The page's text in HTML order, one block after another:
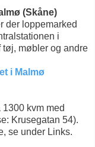
(Skåne)
der loppemarked
i
tøj, møbler og andre
i Malmø
kvm med
Krusegatan 54).
se under Links.